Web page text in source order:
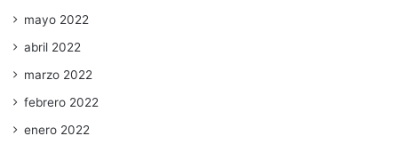
mayo 2022
abril 2022
marzo 2022
febrero 2022
enero 2022